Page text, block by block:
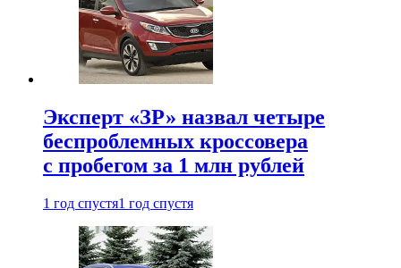
Эксперт «ЗР» назвал четыре
беспроблемных кроссовера
с пробегом за 1 млн рублей
1 год спустя1 год спустя